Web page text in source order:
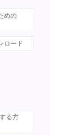
めの
ロード
る方